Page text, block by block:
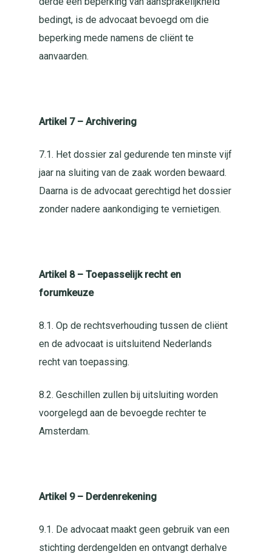
bedingt, is de advocaat bevoegd om die
beperking mede namens de cliënt te
aanvaarden.
Artikel 7 – Archivering
7.1. Het dossier zal gedurende ten minste vijf
jaar na sluiting van de zaak worden bewaard.
Daarna is de advocaat gerechtigd het dossier
zonder nadere aankondiging te vernietigen.
Artikel 8 – Toepasselijk recht en
forumkeuze
8.1. Op de rechtsverhouding tussen de cliënt
en de advocaat is uitsluitend Nederlands
recht van toepassing.
8.2. Geschillen zullen bij uitsluiting worden
voorgelegd aan de bevoegde rechter te
Amsterdam.
Artikel 9 – Derdenrekening
9.1. De advocaat maakt geen gebruik van een
stichting derdengelden en ontvangt derhalve